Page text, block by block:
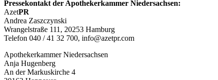
Pressekontakt der Apothekerkammer Niedersachsen:
AzetPR
Andrea Zaszczynski
Wrangelstraße 111, 20253 Hamburg
Telefon 040 / 41 32 700, info@azetpr.com
Apothekerkammer Niedersachsen
Anja Hugenberg
An der Markuskirche 4